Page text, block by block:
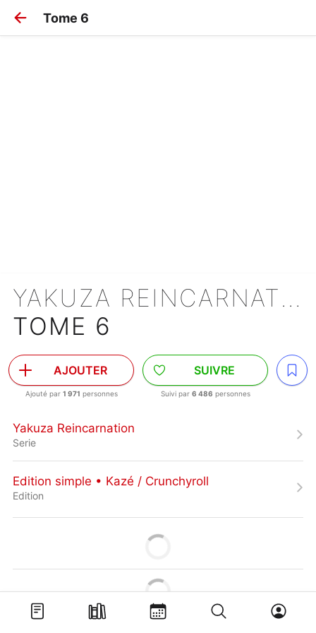
Tome 6
YAKUZA REINCARNATION
TOME 6
AJOUTER
Ajouté par 1 971 personnes
SUIVRE
Suivi par 6 486 personnes
Yakuza Reincarnation
Serie
Edition simple • Kazé / Crunchyroll
Edition